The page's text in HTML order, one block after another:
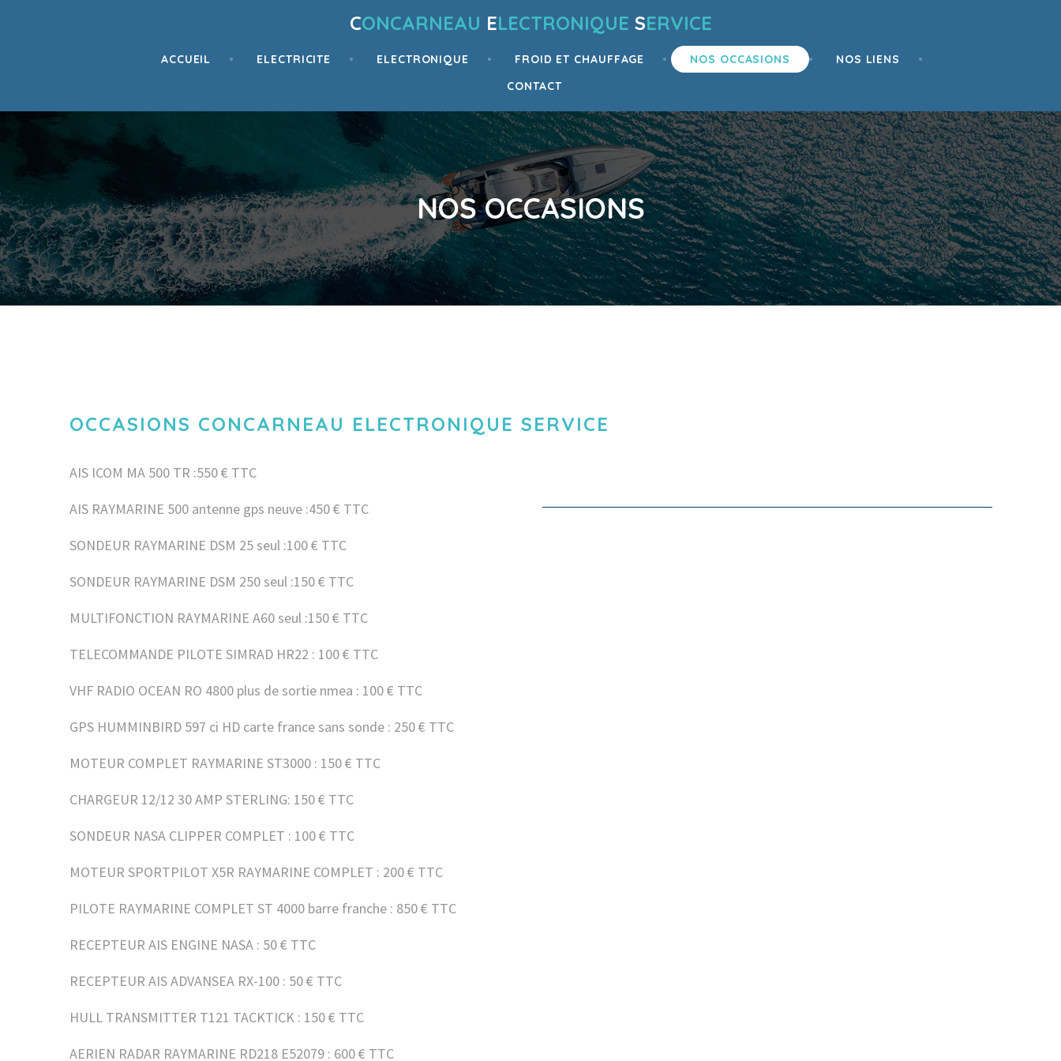
CONCARNEAU ELECTRONIQUE SERVICE
ACCUEIL ELECTRICITE ELECTRONIQUE FROID ET CHAUFFAGE NOS OCCASIONS
NOS LIENS
CONTACT
NOS OCCASIONS
OCCASIONS CONCARNEAU ELECTRONIQUE SERVICE
AIS ICOM MA 500 TR :550 € TTC
AIS RAYMARINE 500 antenne gps neuve :450 € TTC
SONDEUR RAYMARINE DSM 25 seul :100 € TTC
SONDEUR RAYMARINE DSM 250 seul :150 € TTC
MULTIFONCTION RAYMARINE A60 seul :150 € TTC
TELECOMMANDE PILOTE SIMRAD HR22 : 100 € TTC
VHF RADIO OCEAN RO 4800 plus de sortie nmea : 100 € TTC
GPS HUMMINBIRD 597 ci HD carte france sans sonde : 250 € TTC
MOTEUR COMPLET RAYMARINE ST3000 : 150 € TTC
CHARGEUR 12/12 30 AMP STERLING: 150 € TTC
SONDEUR NASA CLIPPER COMPLET : 100 € TTC
MOTEUR SPORTPILOT X5R RAYMARINE COMPLET : 200 € TTC
PILOTE RAYMARINE COMPLET ST 4000 barre franche : 850 € TTC
RECEPTEUR AIS ENGINE NASA : 50 € TTC
RECEPTEUR AIS ADVANSEA RX-100 : 50 € TTC
HULL TRANSMITTER T121 TACKTICK : 150 € TTC
AERIEN RADAR RAYMARINE RD218 E52079 : 600 € TTC